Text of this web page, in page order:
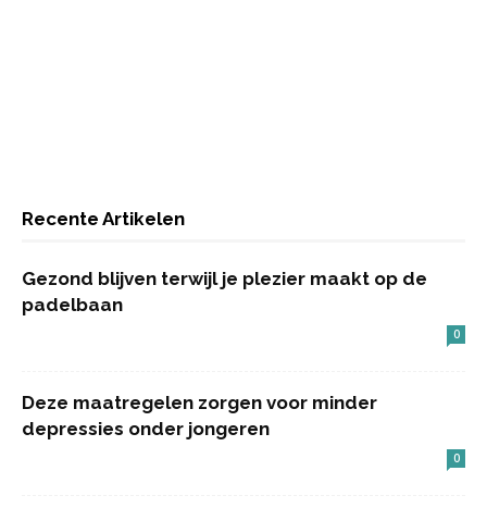
Recente Artikelen
Gezond blijven terwijl je plezier maakt op de
padelbaan
0
Deze maatregelen zorgen voor minder
depressies onder jongeren
0